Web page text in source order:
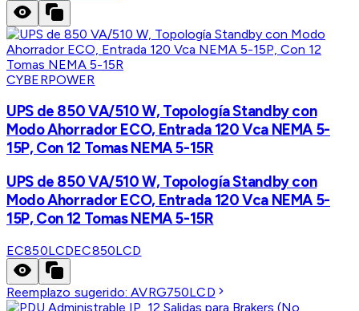
CYBERPOWER
UPS de 850 VA/510 W, Topología Standby con
Modo Ahorrador ECO, Entrada 120 Vca NEMA 5-
15P, Con 12 Tomas NEMA 5-15R
UPS de 850 VA/510 W, Topología Standby con
Modo Ahorrador ECO, Entrada 120 Vca NEMA 5-
15P, Con 12 Tomas NEMA 5-15R
EC850LCDEC850LCD
Reemplazo sugerido:AVRG750LCD